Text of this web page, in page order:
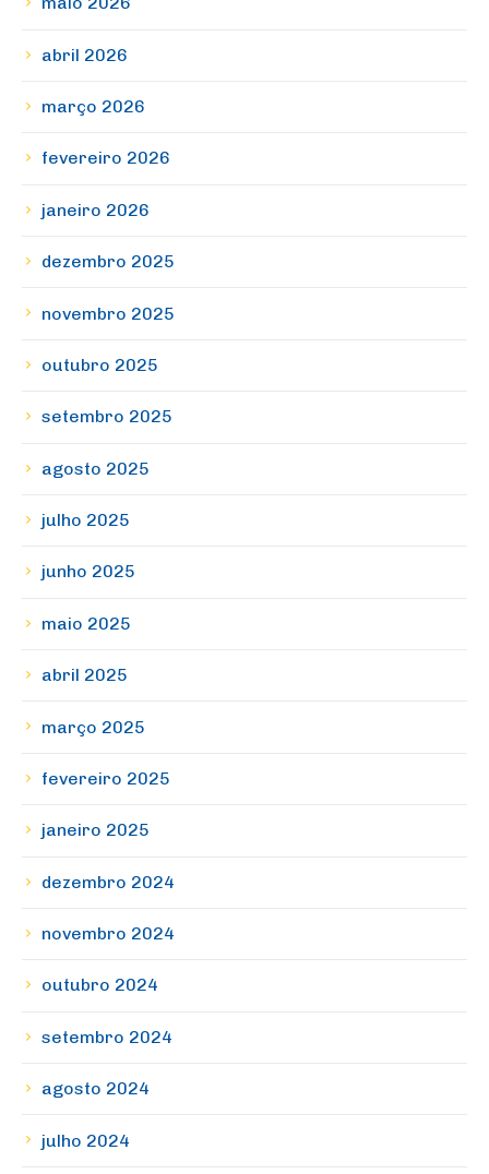
abril 2026
março 2026
fevereiro 2026
janeiro 2026
dezembro 2025
novembro 2025
outubro 2025
setembro 2025
agosto 2025
julho 2025
junho 2025
maio 2025
abril 2025
março 2025
fevereiro 2025
janeiro 2025
dezembro 2024
novembro 2024
outubro 2024
setembro 2024
agosto 2024
julho 2024